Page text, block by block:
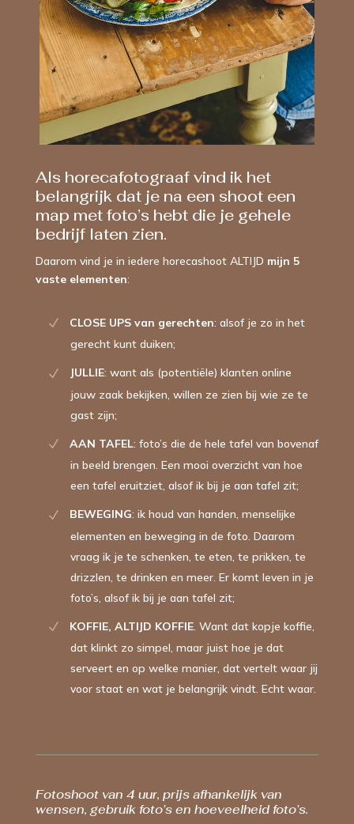
Als horecafotograaf vind ik het
belangrijk dat je na een shoot een
map met foto’s hebt die je gehele
bedrijf laten zien.
Daarom vind je in iedere horecashoot ALTIJD mijn 5
vaste elementen: ⁠
CLOSE UPS van gerechten: alsof je zo in het
gerecht kunt duiken;⁠
JULLIE: want als (potentiële) klanten online
jouw zaak bekijken, willen ze zien bij wie ze te
gast zijn;⁠
AAN TAFEL: foto’s die de hele tafel van bovenaf
in beeld brengen. Een mooi overzicht van hoe
een tafel eruitziet, alsof ik bij je aan tafel zit;⁠
⁠BEWEGING: ik houd van handen, menselijke
elementen en beweging in de foto. Daarom
vraag ik je te schenken, te eten, te prikken, te
drizzlen, te drinken en meer. Er komt leven in je
foto’s, alsof ik bij je aan tafel zit; ⁠
KOFFIE, ALTIJD KOFFIE. Want dat kopje koffie,
dat klinkt zo simpel, maar juist hoe je dat
serveert en op welke manier, dat vertelt waar jij
voor staat en wat je belangrijk vindt. Echt waar.
Fotoshoot van 4 uur, prijs afhankelijk van
wensen, gebruik foto’s en hoeveelheid foto’s.